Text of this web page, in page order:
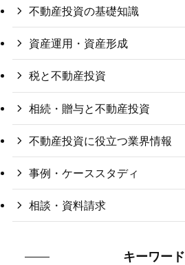
不動産投資の基礎知識
資産運用・資産形成
税と不動産投資
相続・贈与と不動産投資
不動産投資に役立つ業界情報
事例・ケーススタディ
相談・資料請求
キーワード